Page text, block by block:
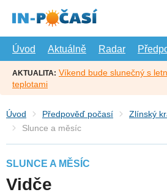
hlavní
Úvod
Aktuálně Radar
AKTUALITA: Víkend bude slunečný s
teplotami
Úvod Předpověď počasí Zlínský
Slunce a měsíc
SLUNCE A MĚSÍC
Vidče